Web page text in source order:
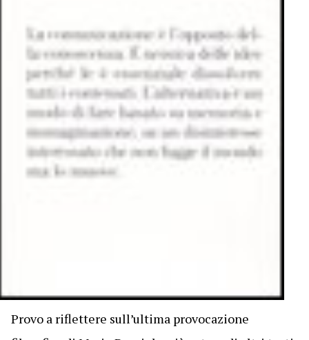
Provo a riflettere sull’ultima provocazione